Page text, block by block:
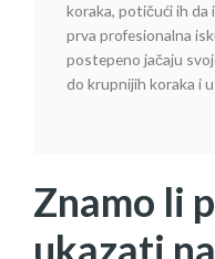
koraka, potičući ih
prva profesionalna
postepeno jačaju
do krupnijih koraka i
Znamo li